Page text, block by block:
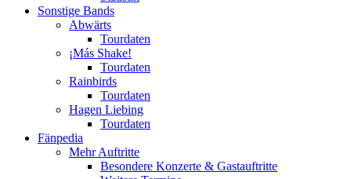
Sonstige Bands
Abwärts
Tourdaten
¡Más Shake!
Tourdaten
Rainbirds
Tourdaten
Hagen Liebing
Tourdaten
Fänpedia
Mehr Auftritte
Besondere Konzerte & Gastauftritte